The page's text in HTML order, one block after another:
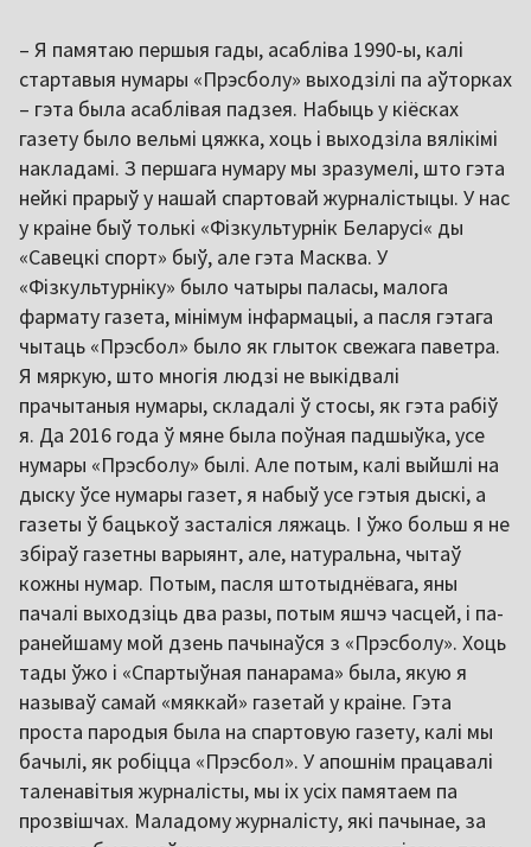
– Я памятаю першыя гады, асабліва 1990-ы, калі
стартавыя нумары «Прэсболу» выходзілі па аўторках
– гэта была асаблівая падзея. Набыць у кіёсках
газету было вельмі цяжка, хоць і выходзіла вялікімі
накладамі. З першага нумару мы зразумелі, што гэта
нейкі прарыў у нашай спартовай журналістыцы. У нас
у краіне быў толькі «Фізкультурнік Беларусі« ды
«Савецкі спорт» быў, але гэта Масква. У
«Фізкультурніку» было чатыры паласы, малога
фармату газета, мінімум інфармацыі, а пасля гэтага
чытаць «Прэсбол» было як глыток свежага паветра.
Я мяркую, што многія людзі не выкідвалі
прачытаныя нумары, складалі ў стосы, як гэта рабіў
я. Да 2016 года ў мяне была поўная падшыўка, усе
нумары «Прэсболу» былі. Але потым, калі выйшлі на
дыску ўсе нумары газет, я набыў усе гэтыя дыскі, а
газеты ў бацькоў засталіся ляжаць. І ўжо больш я не
збіраў газетны варыянт, але, натуральна, чытаў
кожны нумар. Потым, пасля штотыднёвага, яны
пачалі выходзіць два разы, потым яшчэ часцей, і па-
ранейшаму мой дзень пачынаўся з «Прэсболу». Хоць
тады ўжо і «Спартыўная панарама» была, якую я
называў самай «мяккай» газетай у краіне. Гэта
проста пародыя была на спартовую газету, калі мы
бачылі, як робіцца «Прэсбол». У апошнім працавалі
таленавітыя журналісты, мы іх усіх памятаем па
прозвішчах. Маладому журналісту, які пачынае, за